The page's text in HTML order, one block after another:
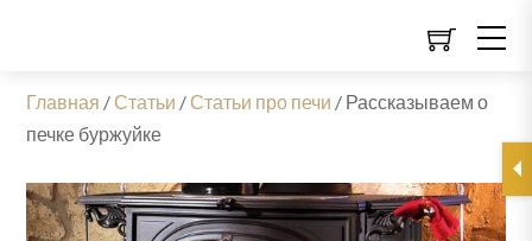
Главная / Статьи / Статьи про печи / Рассказываем о
печке буржуйке